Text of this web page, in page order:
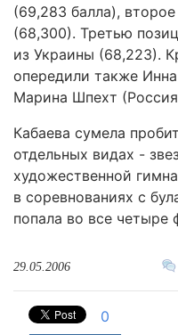
(69,283 балла),
(68,300). Третью
из Украины (68,223).
опередили также
Марина Шпехт
Кабаева сумела
отдельных видах -
художественной
в соревнованиях с
попала во все четыре
29.05.2006
0